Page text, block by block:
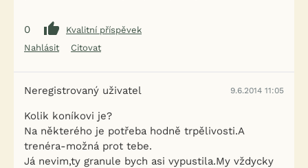
0
Kvalitní příspěvek
Nahlásit
Citovat
Neregistrovaný uživatel 9.6.2014 11:05
Kolik koníkovi je?
Na některého je potřeba hodně trpělivosti.A
trenéra-možná prot tebe.
Já nevim,ty granule bych asi vypustila.My vždycky